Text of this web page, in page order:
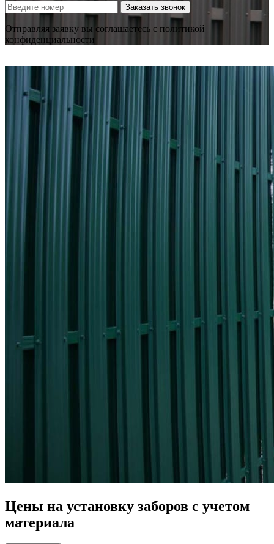
Заказать звонок
Отправляя заявку вы соглашаетесь с политикой
конфиденциальности
Цены на установку заборов с учетом
материала